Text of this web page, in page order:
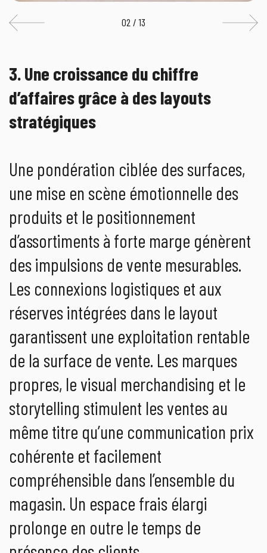
02 / 13
3. Une croissance du chiffre
d’affaires grâce à des layouts
stratégiques
Une pondération ciblée des surfaces,
une mise en scène émotionnelle des
produits et le positionnement
d’assortiments à forte marge génèrent
des impulsions de vente mesurables.
Les connexions logistiques et aux
réserves intégrées dans le layout
garantissent une exploitation rentable
de la surface de vente. Les marques
propres, le visual merchandising et le
storytelling stimulent les ventes au
même titre qu’une communication prix
cohérente et facilement
compréhensible dans l’ensemble du
magasin. Un espace frais élargi
prolonge en outre le temps de